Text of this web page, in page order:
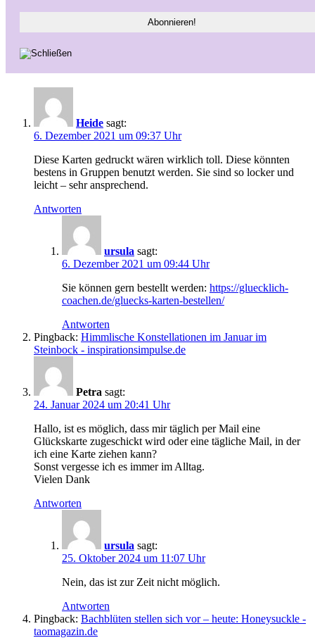
Heide sagt:
6. Dezember 2021 um 09:37 Uhr
Diese Karten gedruckt wären wirklich toll. Diese könnten
bestens in Gruppen benutzt werden. Sie sind so locker und
leicht – sehr ansprechend.
Antworten
ursula sagt:
6. Dezember 2021 um 09:44 Uhr
Sie können gern bestellt werden: https://gluecklich-
coachen.de/gluecks-karten-bestellen/
Antworten
Pingback: Himmlische Konstellationen im Januar im
Steinbock - inspirationsimpulse.de
Petra sagt:
24. Januar 2024 um 20:41 Uhr
Hallo, ist es möglich, dass mir täglich per Mail eine
Glückskarte zugeschickt wird oder eine tägliche Mail, in der
ich eine Karte ziehen kann?
Sonst vergesse ich es immer im Alltag.
Vielen Dank
Antworten
ursula sagt:
25. Oktober 2024 um 11:07 Uhr
Nein, das ist zur Zeit nicht möglich.
Antworten
Pingback: Bachblüten stellen sich vor – heute: Honeysuckle -
taomagazin.de